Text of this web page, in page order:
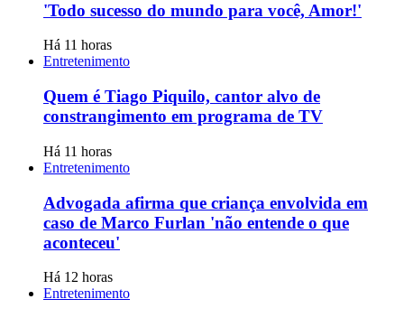
'Todo sucesso do mundo para você, Amor!'
Há 11 horas
Entretenimento
Quem é Tiago Piquilo, cantor alvo de
constrangimento em programa de TV
Há 11 horas
Entretenimento
Advogada afirma que criança envolvida em
caso de Marco Furlan 'não entende o que
aconteceu'
Há 12 horas
Entretenimento